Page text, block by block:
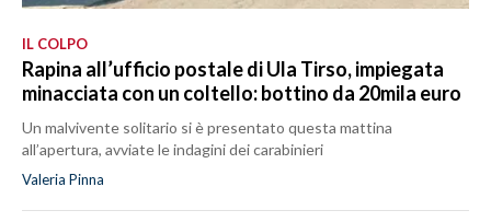
IL COLPO
Rapina all’ufficio postale di Ula Tirso, impiegata
minacciata con un coltello: bottino da 20mila euro
Un malvivente solitario si è presentato questa mattina
all’apertura, avviate le indagini dei carabinieri
Valeria Pinna